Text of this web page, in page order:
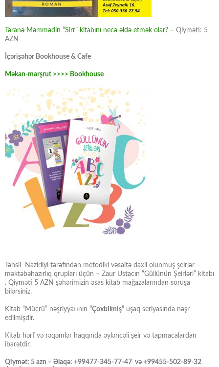
Təranə Məmmədin “Sirr” kitabını necə əldə etmək olar? – Qiyməti: 5
AZN
İçərişəhər Bookhouse & Cafe
Məkan-marşrut >>>> Bookhouse
Təhsil Nazirliyi tərəfindən metodiki vəsaitə daxil olunmuş şeirlər –
məktəbəhazırlıq qrupları üçün – Zaur Ustacın “Güllünün Şeirləri” kitabı
. Qiyməti 5 AZN şəhərimizin əsas kitab mağazalarından soruşa
bilərsiniz.
Kitab “Mücrü” nəşriyyatının “Çoxbilmiş” uşaq seriyasında nəşr
edilmişdir.
Kitab hərf və rəqəmlər haqqında əyləncəli şeir və tapmacalardan
ibarətdir.
Qiymət: 5 azn – Əlaqə: +99477-345-77-47 və +99455-502-89-32